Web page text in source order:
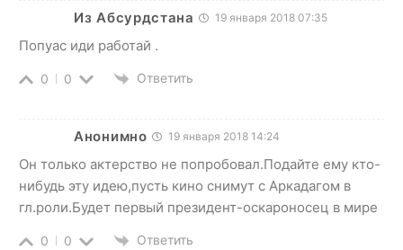
Из Абсурдстана 19 января 2018 07:35
Попуас иди работай .
0 0 Ответить
Анонимно 19 января 2018 14:24
Он только актерство не попробовал.Подайте ему кто-
нибудь эту идею,пусть кино снимут с Аркадагом в
гл.роли.Будет первый президент-оскароносец в мире
0 0 Ответить